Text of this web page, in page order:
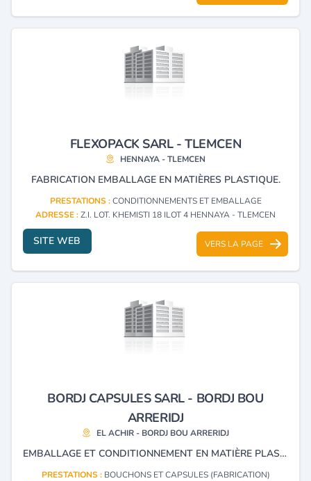
FLEXOPACK SARL - TLEMCEN
HENNAYA - TLEMCEN
FABRICATION EMBALLAGE EN MATIÈRES PLASTIQUE.
PRESTATIONS :CONDITIONNEMENTS ET EMBALLAGE
ADRESSE :Z.I. LOT. KHEMISTI 18 ILOT 4 HENNAYA - TLEMCEN
SITE WEB VERS LA PAGE
BORDJ CAPSULES SARL - BORDJ BOU
ARRERIDJ
EL ACHIR - BORDJ BOU ARRERIDJ
EMBALLAGE ET CONDITIONNEMENT EN MATIÈRE PLASTIQUE, CARTON ET PAPIER.
PRESTATIONS : BOUCHONS ET CAPSULES (FABRICATION)